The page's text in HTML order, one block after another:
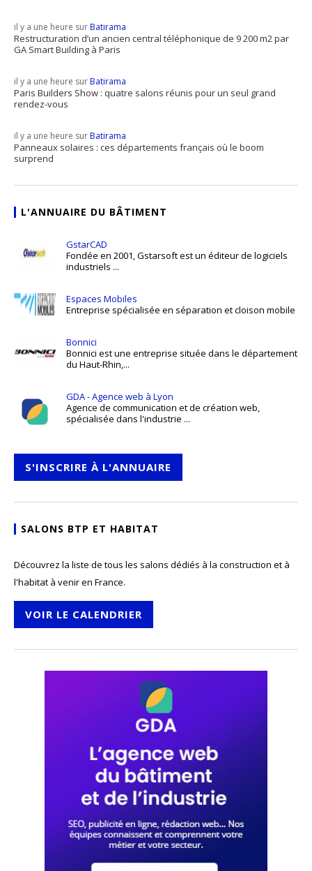
il y a une heure surBatirama
Restructuration d’un ancien central téléphonique de 9 200 m2 par
GA Smart Building à Paris
il y a une heure surBatirama
Paris Builders Show : quatre salons réunis pour un seul grand
rendez-vous
il y a une heure surBatirama
Panneaux solaires : ces départements français où le boom
surprend
L'ANNUAIRE DU BÂTIMENT
GstarCAD
Fondée en 2001, Gstarsoft est un éditeur de logiciels
industriels ...
Espaces Mobiles
Entreprise spécialisée en séparation et cloison mobile
Bonnici
Bonnici est une entreprise située dans le département
du Haut-Rhin,...
GDA - Agence web à Lyon
Agence de communication et de création web,
spécialisée dans l'industrie ...
S'INSCRIRE À L'ANNUAIRE
SALONS BTP ET HABITAT
Découvrez la liste de tous les salons dédiés à la construction et à
l'habitat à venir en France.
VOIR LE CALENDRIER